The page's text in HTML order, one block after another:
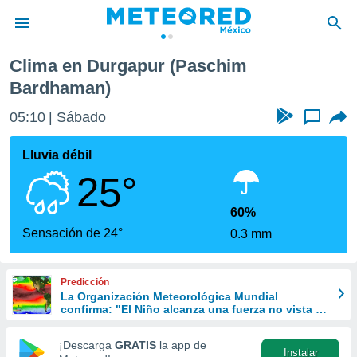
de
ha sido
para
se
calidad.
a este
las
y
forma
basada
Clima en Durgapur (Paschim
Bardhaman)
05:10 Sábado ...
Lluvia débil
25°
Sensación de 24°
60%
0.3 mm
Predicción
La Organización Meteorológica Mundial
confirma: "El Niño alcanza una fuerza no vista en
¡Descarga GRATIS la app de
Instalar